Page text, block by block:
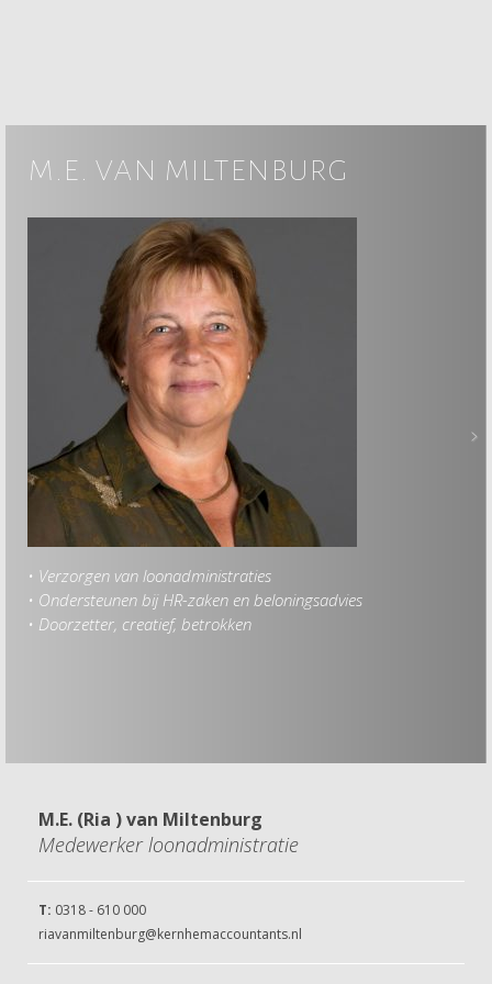
m.e. van miltenburg
• Verzorgen van loonadministraties
• Ondersteunen bij HR-zaken en beloningsadvies
• Doorzetter, creatief, betrokken
>
M.E. (Ria ) van Miltenburg
Medewerker loonadministratie
T: 0318 - 610 000
riavanmiltenburg@kernhemaccountants.nl